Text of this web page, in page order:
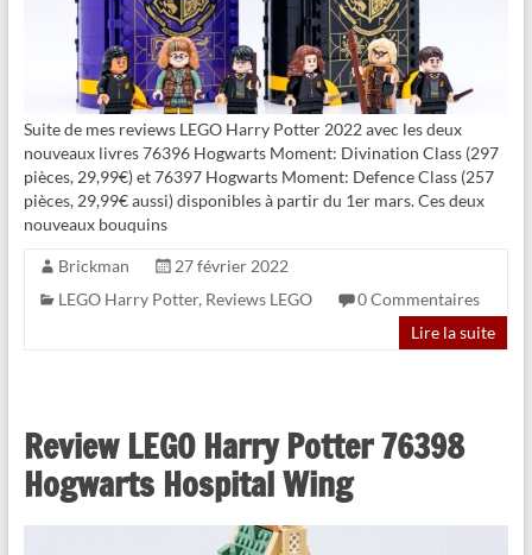
Suite de mes reviews LEGO Harry Potter 2022 avec les deux
nouveaux livres 76396 Hogwarts Moment: Divination Class (297
pièces, 29,99€) et 76397 Hogwarts Moment: Defence Class (257
pièces, 29,99€ aussi) disponibles à partir du 1er mars. Ces deux
nouveaux bouquins
Brickman
27 février 2022
LEGO Harry Potter, Reviews LEGO
0 Commentaires
Lire la suite
Review LEGO Harry Potter 76398
Hogwarts Hospital Wing